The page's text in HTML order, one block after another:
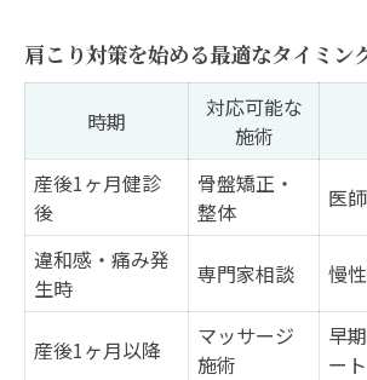
肩こり対策を始める最適なタイミン
時期
対応可能な
施術
産後1ヶ月健診
後
骨盤矯正・
整体
医
違和感・痛み発
生時
専門家相談 慢
産後1ヶ月以降
マッサージ
施術
早
ート